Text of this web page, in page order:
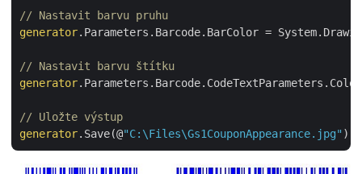
// Nastavit barvu pruhu
generator.Parameters.Barcode.BarColor =
// Nastavit barvu štítku
generator
// Uložte výstup
generator.Save(@"C:\Files\Gs1CouponAppearance.jpg"